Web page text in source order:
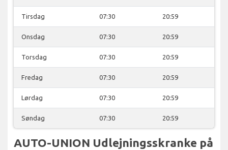
Tirsdag 07:30 20:59
Onsdag 07:30 20:59
Torsdag 07:30 20:59
Fredag 07:30 20:59
Lørdag 07:30 20:59
Søndag 07:30 20:59
AUTO-UNION Udlejningsskranke på